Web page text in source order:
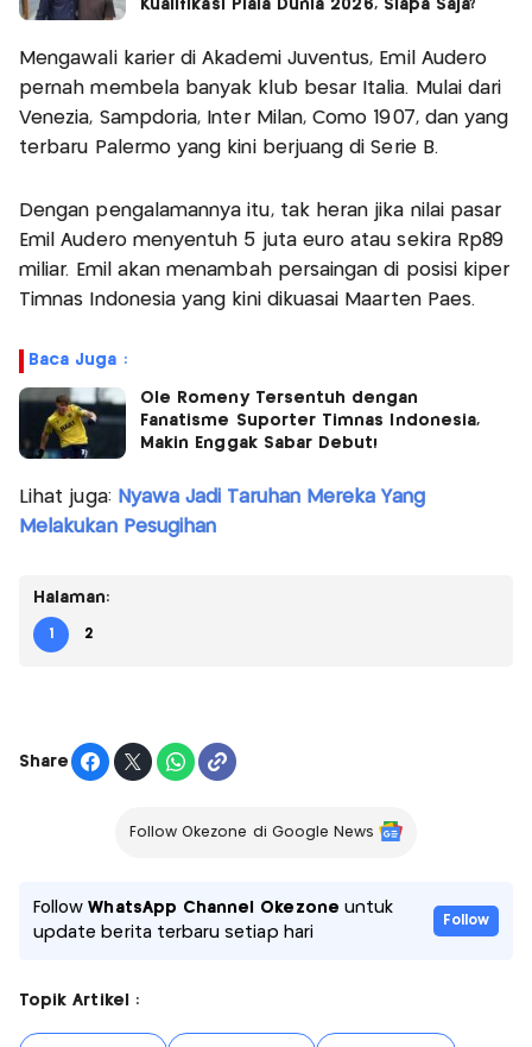
Kualifikasi Piala Dunia 2026, Siapa Saja?
Mengawali karier di Akademi Juventus, Emil Audero
pernah membela banyak klub besar Italia. Mulai dari
Venezia, Sampdoria, Inter Milan, Como 1907, dan yang
terbaru Palermo yang kini berjuang di Serie B.
Dengan pengalamannya itu, tak heran jika nilai pasar
Emil Audero menyentuh 5 juta euro atau sekira Rp89
miliar. Emil akan menambah persaingan di posisi kiper
Timnas Indonesia yang kini dikuasai Maarten Paes.
Baca Juga :
Ole Romeny Tersentuh dengan
Fanatisme Suporter Timnas Indonesia,
Makin Enggak Sabar Debut!
Lihat juga: Nyawa Jadi Taruhan Mereka Yang
Melakukan Pesugihan
Halaman:
1 2
Share
Follow Okezone di Google News
FollowWhatsApp Channel Okezone untuk
update berita terbaru setiap hari
Follow
Topik Artikel :